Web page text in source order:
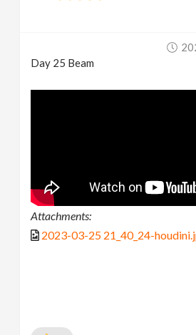
Day 25 Beam
Attachments:
2023-03-25 21_40_24-